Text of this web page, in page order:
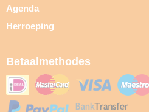
Agenda
Herroeping
Betaalmethodes